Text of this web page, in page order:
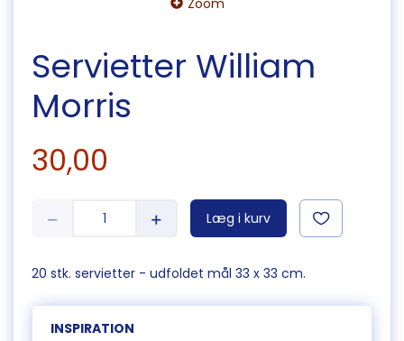
Zoom
Servietter William
Morris
30,00
Læg i kurv
20 stk. servietter - udfoldet mål 33 x 33 cm.
INSPIRATION